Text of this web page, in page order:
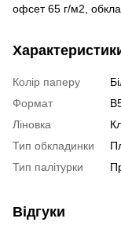
офсет 65 г/м2,
Колір паперу
Формат
Ліновка
Тип обкладинки
Тип палітурки
Відгуки